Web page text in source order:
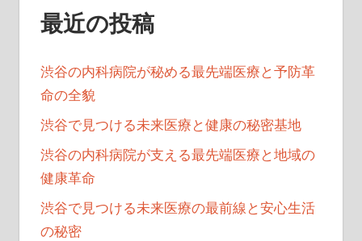
最近の投稿
渋谷の内科病院が秘める最先端医療と予防革
命の全貌
渋谷で見つける未来医療と健康の秘密基地
渋谷の内科病院が支える最先端医療と地域の
健康革命
渋谷で見つける未来医療の最前線と安心生活
の秘密